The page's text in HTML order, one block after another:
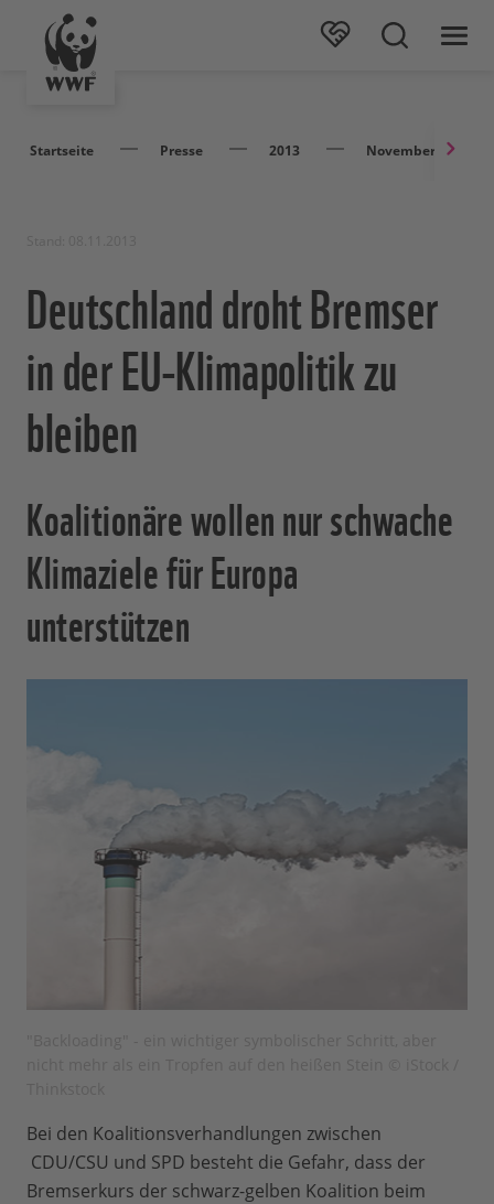
Startseite Presse 2013 November
Deutschland droht Bremser
in der EU-Klimapolitik zu
bleiben
Koalitionäre wollen nur schwache
Klimaziele für Europa
unterstützen
Bei den Koalitionsverhandlungen zwischen
CDU/CSU und SPD besteht die Gefahr, dass der
Bremserkurs der schwarz-gelben Koalition beim